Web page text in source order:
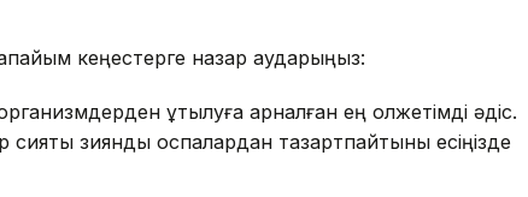
кеңестерге назар аударыңыз:
құтылуға арналған ең қолжетімді әдіс.
зиянды қоспалардан тазартпайтыны есіңізде